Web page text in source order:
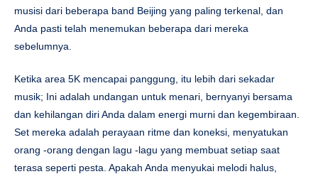
musisi dari beberapa band Beijing yang paling terkenal, dan
Anda pasti telah menemukan beberapa dari mereka
sebelumnya.
Ketika area 5K mencapai panggung, itu lebih dari sekadar
musik; Ini adalah undangan untuk menari, bernyanyi bersama
dan kehilangan diri Anda dalam energi murni dan kegembiraan.
Set mereka adalah perayaan ritme dan koneksi, menyatukan
orang -orang dengan lagu -lagu yang membuat setiap saat
terasa seperti pesta. Apakah Anda menyukai melodi halus,